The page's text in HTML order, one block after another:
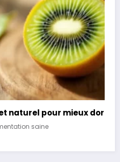
pour mieux dormir